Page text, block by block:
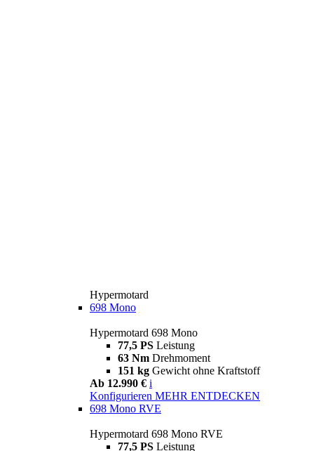
Hypermotard
698 Mono
Hypermotard 698 Mono
77,5 PS Leistung
63 Nm Drehmoment
151 kg Gewicht ohne Kraftstoff
Ab 12.990 € i
Konfigurieren MEHR ENTDECKEN
698 Mono RVE
Hypermotard 698 Mono RVE
77,5 PS Leistung